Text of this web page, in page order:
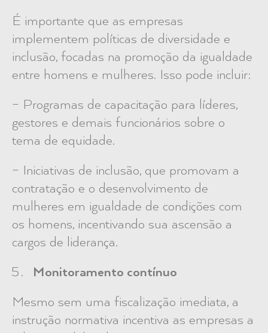
É importante que as empresas
implementem políticas de diversidade e
inclusão, focadas na promoção da igualdade
entre homens e mulheres. Isso pode incluir:
– Programas de capacitação para líderes,
gestores e demais funcionários sobre o
tema de equidade.
– Iniciativas de inclusão, que promovam a
contratação e o desenvolvimento de
mulheres em igualdade de condições com
os homens, incentivando sua ascensão a
cargos de liderança.
Monitoramento contínuo
Mesmo sem uma fiscalização imediata, a
instrução normativa incentiva as empresas a